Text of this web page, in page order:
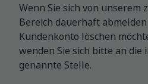
Wenn Sie sich von unserem
Bereich dauerhaft
Kundenkonto löschen
wenden Sie sich bitte an die
genannte Stelle.